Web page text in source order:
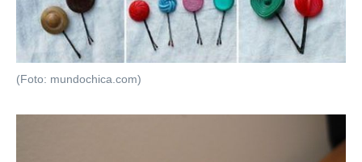
(Foto: mundochica.com)